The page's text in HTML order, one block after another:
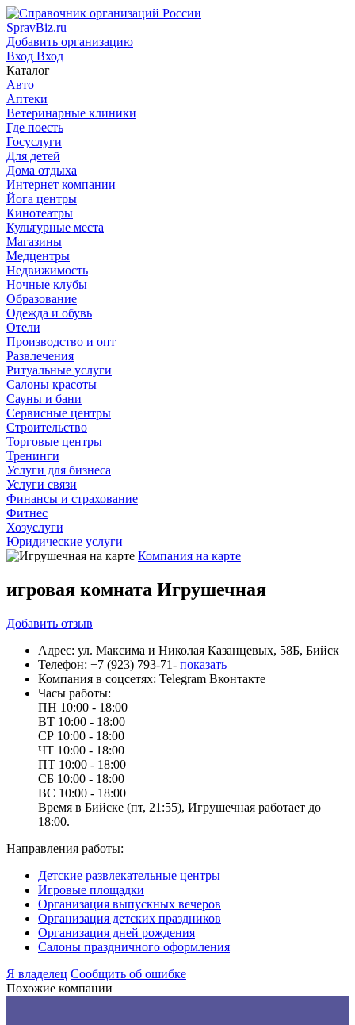
SpravBiz.ru
Добавить организацию
Вход Вход
Каталог
Авто
Аптеки
Ветеринарные клиники
Где поесть
Госуслуги
Для детей
Дома отдыха
Интернет компании
Йога центры
Кинотеатры
Культурные места
Магазины
Медцентры
Недвижимость
Ночные клубы
Образование
Одежда и обувь
Отели
Производство и опт
Развлечения
Ритуальные услуги
Салоны красоты
Сауны и бани
Сервисные центры
Строительство
Торговые центры
Тренинги
Услуги для бизнеса
Услуги связи
Финансы и страхование
Фитнес
Хозуслуги
Юридические услуги
Компания на карте
игровая комната Игрушечная
Добавить отзыв
Адрес: ул. Максима и Николая Казанцевых, 58Б, Бийск
Телефон: +7 (923) 793-71- показать
Компания в соцсетях: Telegram Вконтакте
Часы работы:
ПН 10:00 - 18:00
ВТ 10:00 - 18:00
СР 10:00 - 18:00
ЧТ 10:00 - 18:00
ПТ 10:00 - 18:00
СБ 10:00 - 18:00
ВС 10:00 - 18:00
Время в Бийске (пт, 21:55), Игрушечная работает до
18:00.
Направления работы:
Детские развлекательные центры
Игровые площадки
Организация выпускных вечеров
Организация детских праздников
Организация дней рождения
Салоны праздничного оформления
Я владелец Сообщить об ошибке
Похожие компании